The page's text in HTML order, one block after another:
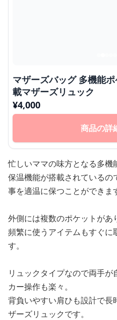
マザーズバッグ 多機能
載マザーズリュック
¥4,000
商品の詳
忙しいママの味方となる多機
保温機能が搭載されている
事を適温に保つことができま
外側には複数のポケットが
頻繁に使うアイテムもすぐに
す。
リュックタイプなので両手
カー操作も楽々。
背負いやすい肩ひも設計で
ザーズリュックです。